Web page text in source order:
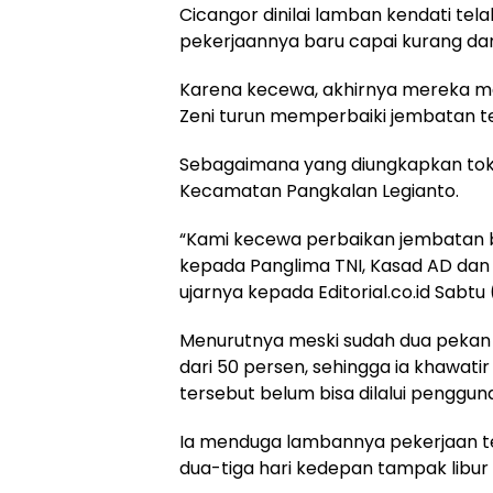
Cicangor dinilai lamban kendati
pekerjaannya baru capai kurang
Karena kecewa, akhirnya mereka
Zeni turun memperbaiki jembatan
Sebagaimana yang diungkapkan
Kecamatan Pangkalan Legianto.
“Kami kecewa perbaikan
kepada Panglima TNI, Kasad AD
ujarnya kepada Editorial.co.id
Menurutnya meski sudah dua
dari 50 persen, sehingga ia
tersebut belum bisa dilalui
Ia menduga lambannya pekerjaan
dua-tiga hari kedepan tampak libur